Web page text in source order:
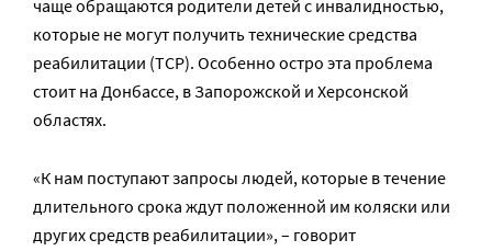
чаще обращаются родители детей с инвалидностью,
которые не могут получить технические средства
реабилитации (ТСР). Особенно остро эта проблема
стоит на Донбассе, в Запорожской и Херсонской
областях.
«К нам поступают запросы людей, которые в течение
длительного срока ждут положенной им коляски или
других средств реабилитации», – говорит